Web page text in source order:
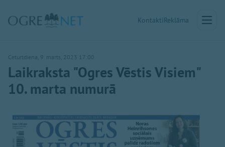
KontaktiReklāma
Ceturtdiena, 9. marts, 2023 17:00
Laikraksta "Ogres Vēstis Visiem"
10. marta numurā